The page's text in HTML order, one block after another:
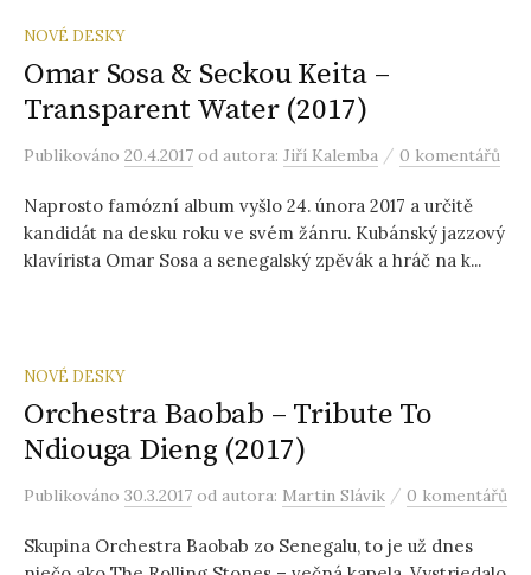
NOVÉ DESKY
Omar Sosa & Seckou Keita –
Transparent Water (2017)
Publikováno 20.4.2017 od autora: Jiří Kalemba / 0 komentářů
Naprosto famózní album vyšlo 24. února 2017 a určitě
kandidát na desku roku ve svém žánru. Kubánský jazzový
klavírista Omar Sosa a senegalský zpěvák a hráč na k...
NOVÉ DESKY
Orchestra Baobab – Tribute To
Ndiouga Dieng (2017)
Publikováno 30.3.2017 od autora: Martin Slávik / 0 komentářů
Skupina Orchestra Baobab zo Senegalu, to je už dnes